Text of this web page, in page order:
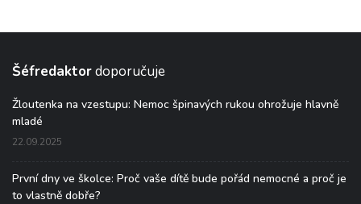
Šéfredaktordoporučuje
Žloutenka na vzestupu: Nemoc špinavých rukou ohrožuje hlavně
mladé
22.09.2025
První dny ve školce: Proč vaše dítě bude pořád nemocné a proč je
to vlastně dobře?